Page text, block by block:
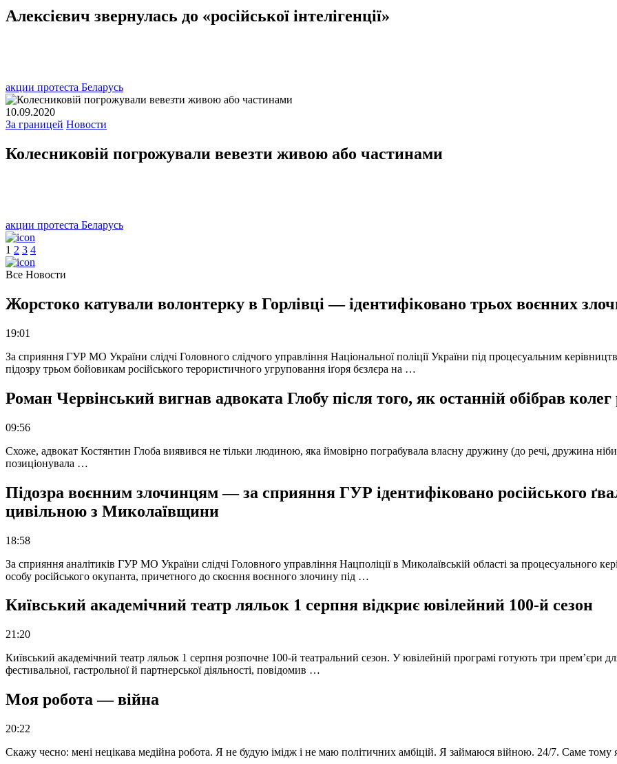
Алексієвич звернулась до «російської інтелігенції»
акции протеста Беларусь
10.09.2020
За границей Новости
Колесниковій погрожували вевезти живою або частинами
акции протеста Беларусь
1 2 3 4
Все Новости
Жорстоко катували волонтерку в Горлівці — ідентифіковано трьох воєнних
19:01
За сприяння ГУР МО України слідчі Головного слідчого управління Національної поліції України під процесуальним
підозру трьом бойовикам російського терористичного угруповання іґоря бєзлєра на …
Роман Червінський вигнав адвоката Глобу після того, як останній обібрав колег
09:56
Схоже, адвокат Костянтин Глоба виявився не тільки людиною, яка ймовірно пограбувала власну дружину (до речі, дружина
позиціонувала …
Підозра воєнним злочинцям — за сприяння ГУР ідентифіковано російського
цивільною з Миколаївщини
18:58
За сприяння аналітиків ГУР МО України слідчі Головного управління Нацполіції в Миколаївській області за процесуального
особу російського окупанта, причетного до скоєння воєнного злочину під …
Київський академічний театр ляльок 1 серпня відкриє ювілейний 100-й сезон
21:20
Київський академічний театр ляльок 1 серпня розпочне 100-й театральний сезон. У ювілейній програмі готують три прем’єри
фестивальної, гастрольної й партнерської діяльності, повідомив …
Моя робота — війна
20:22
Скажу чесно: мені нецікава медійна робота. Я не будую імідж і не маю політичних амбіцій. Я займаюся війною. 24/7. Саме